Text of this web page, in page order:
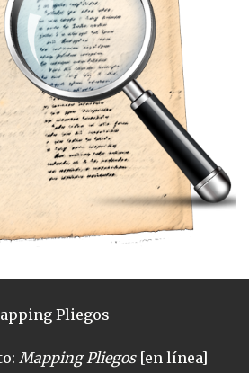
Pliegos
Mapping Pliegos[en línea]